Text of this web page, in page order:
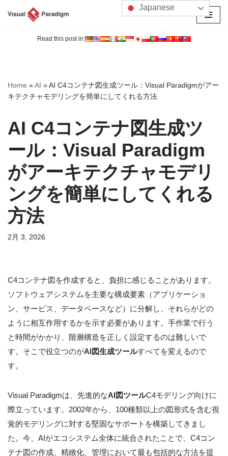
へ
ス
ッ
プ
Read this post in:
Home »AI »AI C4コンテナ図生成ツール：Visual Paradigmがアー
キテクチャモデリングを簡単にしてくれる方法
AI C4コンテナ図生成ツ
ール：Visual Paradigm
がアーキテクチャモデリ
ングを簡単にしてくれる
方法
2月 3, 2026
C4コンテナ図を作成すると、負担に感じることがあります。
ソフトウェアシステムを主要な構成要素（アプリケーショ
ン、サービス、データベースなど）に分解し、それらがどの
ように相互作用するかを示す必要があります。手作業で行う
と時間がかかり、階層構造を正しく設定するのは難しいで
す。そこで役立つのがAI図生成ツールすべてを変えるので
す。
Visual Paradigmは、先進的なAI図ツールC4モデリング向けに
際立っています。2002年から、100種類以上の図形式を含む視
覚的モデリングに対する堅固なサポートを構築してきまし
た。今、AIがエコシステム全体に統合されたことで、C4コン
テナ図の作成、精緻化、管理において最も包括的な方法を提
Japanese